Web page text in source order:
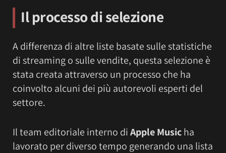
Il processo di selezione
A differenza di altre liste basate sulle statistiche
di streaming o sulle vendite, questa selezione è
stata creata attraverso un processo che ha
coinvolto alcuni dei più autorevoli esperti del
settore.
Il team editoriale interno diApple Musicha
lavorato per diverso tempo generando una lista